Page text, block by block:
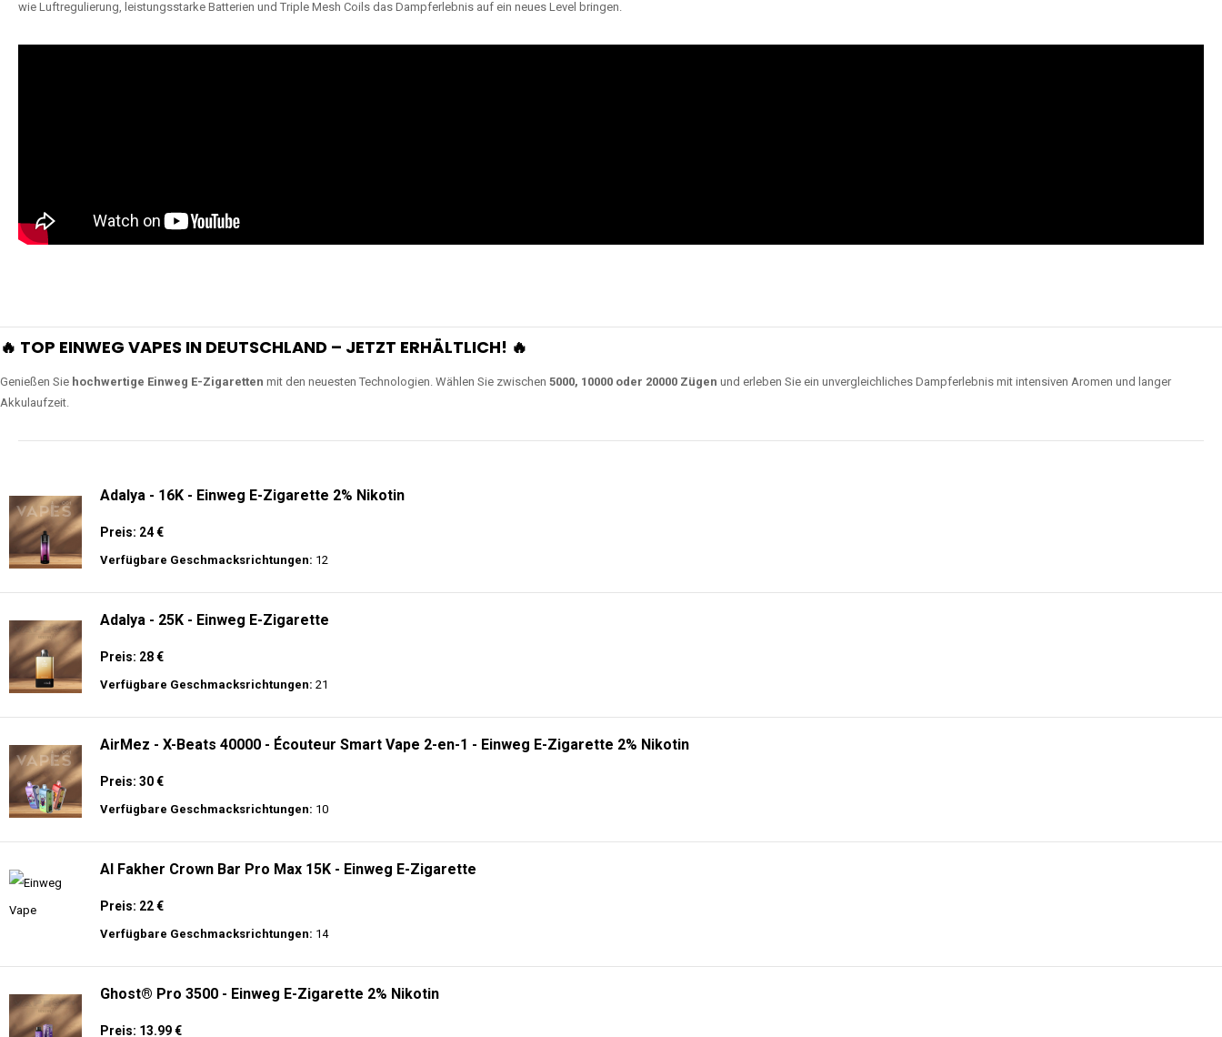
wie Luftregulierung, leistungsstarke Batterien und Triple Mesh Coils das Dampferlebnis auf ein neues Level bringen.
🔥 TOP EINWEG VAPES IN DEUTSCHLAND – JETZT ERHÄLTLICH! 🔥
Genießen Sie hochwertige Einweg E-Zigaretten mit den neuesten Technologien. Wählen Sie zwischen 5000, 10000 oder 20000 Zügen und erleben Sie ein unvergleichliches Dampferlebnis mit intensiven Aromen und langer
Akkulaufzeit.
Adalya - 16K - Einweg E-Zigarette 2% Nikotin
Preis: 24 €
Verfügbare Geschmacksrichtungen: 12
Adalya - 25K - Einweg E-Zigarette
Preis: 28 €
Verfügbare Geschmacksrichtungen: 21
AirMez - X-Beats 40000 - Écouteur Smart Vape 2-en-1 - Einweg E-Zigarette 2% Nikotin
Preis: 30 €
Verfügbare Geschmacksrichtungen: 10
Al Fakher Crown Bar Pro Max 15K - Einweg E-Zigarette
Preis: 22 €
Verfügbare Geschmacksrichtungen: 14
Ghost® Pro 3500 - Einweg E-Zigarette 2% Nikotin
Preis: 13.99 €